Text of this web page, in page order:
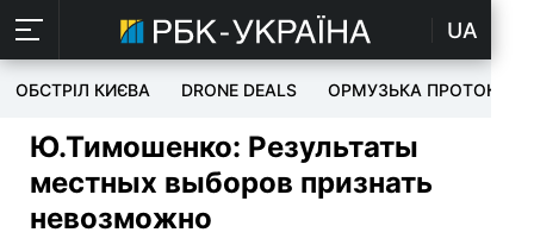
UA
ОБСТРІЛ КИЄВА DRONE DEALS ОРМУЗЬКА ПРОТОКА
Ю.Тимошенко: Результаты
местных выборов признать
невозможно